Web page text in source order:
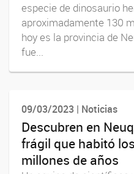
especie de dinosaurio
aproximadamente 130
hoy es la provincia de
fue...
09/03/2023 | Noticias
Descubren en
frágil que habitó
millones de años